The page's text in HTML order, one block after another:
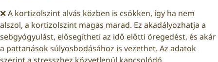
❌ A kortizolszint alvás közben is csökken, így ha nem
alszol, a kortizolszint magas marad. Ez akadályozhatja a
sebgyógyulást, elősegítheti az idő előtti öregedést, és akár
a pattanások súlyosbodásához is vezethet. Az adatok